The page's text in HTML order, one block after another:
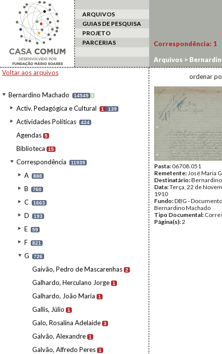
ARQUIVOS
GUIAS DE PESQUISA
PROJETO
PARCERIAS
Voltar aos arquivos
Bernardino Machado 14549 I
Activ. Pedagógica e Cultural 1 139
Actividades Políticas 424
Agendas 5
Biblioteca 15
Correspondência 11939
A 888
B 760
C 1663
D 193
E 59
F 821
G 726
Gaivão, Pedro de Mascarenhas 2
Galhardo, Herculano Jorge 1
Galhardo, João Maria 1
Gallis, Júlio 1
Galo, Rosalina Adelaide 3
Galvão, Alexandre 1
Galvão, Alfredo Peres 1
Correspondência: 1
Arquivos >
ordenar
Pasta:06708.051
Remetente:José Maria
Destinatário:
Data:Terça, 22 de
1910
Fundo:DBG -
Bernardino Machado
Tipo Documental:
Página(s):2